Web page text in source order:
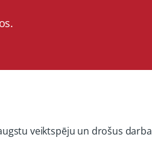
veiktspēju un drošus darba